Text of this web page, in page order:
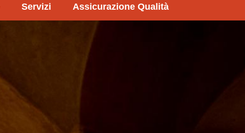
Servizi
Assicurazione Qualità